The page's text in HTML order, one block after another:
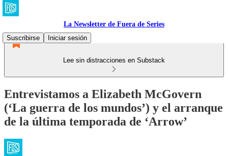
La Newsletter de Fuera de Series
Suscribirse
Iniciar sesión
Lee sin distracciones en Substack
Entrevistamos a Elizabeth McGovern
(‘La guerra de los mundos’) y el arranque
de la última temporada de ‘Arrow’